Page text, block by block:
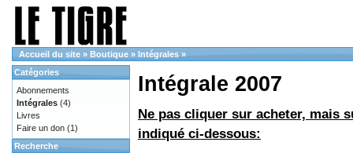
Accueil du site » Boutique » Intégrales »
Intégrale 2007
Ne pas cliquer sur acheter, mais
indiqué ci-dessous:
Catégories
Abonnements
Intégrales (4)
Livres
Faire un don (1)
Recherche